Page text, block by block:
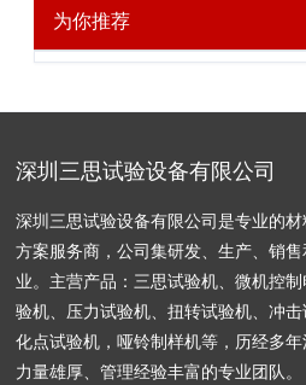
为你推荐
深圳三思试验设备有限公司
深圳三思试验设备有限公司是专业的
方案服务商，公司集研发、生产、销
业。主营产品：三思试验机、微机控
验机、压力试验机、扭转试验机、冲
化点试验机，哑铃制样机等，历经多
力量雄厚、管理经验丰富的专业团队。